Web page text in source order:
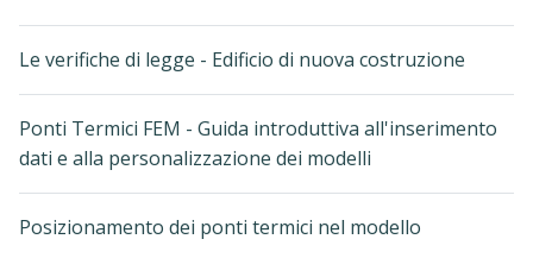
Le verifiche di legge - Edificio di nuova costruzione
Ponti Termici FEM - Guida introduttiva all'inserimento
dati e alla personalizzazione dei modelli
Posizionamento dei ponti termici nel modello